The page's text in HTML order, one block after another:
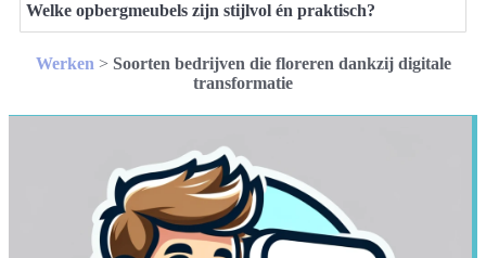
Welke opbergmeubels zijn stijlvol én praktisch?
Werken > Soorten bedrijven die floreren dankzij digitale
transformatie